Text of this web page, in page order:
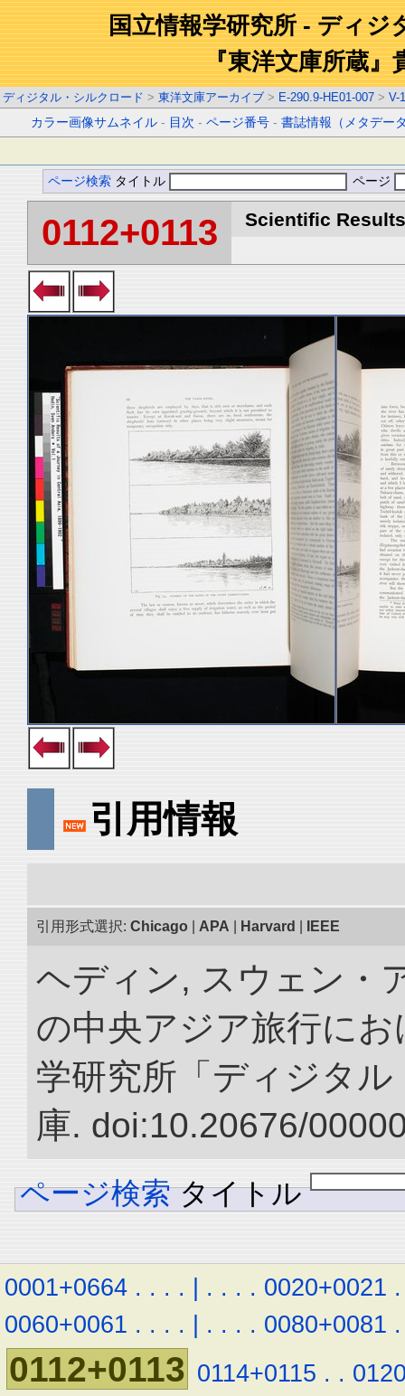
国立情報学研究所 - ディジ
『東洋文庫所蔵』
ディジタル・シルクロード > 東洋文庫アーカイブ > E-290.9-HE01-007 > V-1
カラー画像サムネイル - 目次 -ページ番号 -書誌情報（メタデー
ページ検索 タイトル ページ
0112+0113 Scientific
引用情報
引用形式選択: Chicago APA Harvard IEEE
ヘディン, スウェン・
の中央アジア旅行にお
学研究所「ディジタ
庫. doi:10.20676/
ページ検索 タイトル
0001+0664 . . . . | . . . . 0020+0021 .
0060+0061 . . . . | . . . . 0080+0081 .
0112+0113 0114+0115 . .